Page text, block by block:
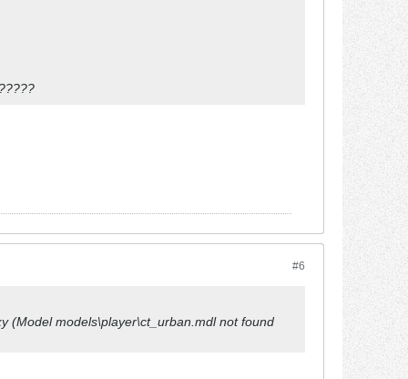
#6
models\player\ct_urban.mdl not found